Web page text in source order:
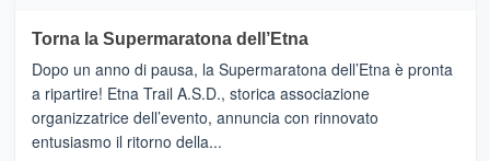
BROOKS
SuperMaratona
dell’Etna,
presentata
l’edizione
2026
Torna la Supermaratona dell’Etna
Dopo un anno di pausa, la Supermaratona dell’Etna è pronta
a ripartire! Etna Trail A.S.D., storica associazione
organizzatrice dell’evento, annuncia con rinnovato
entusiasmo il ritorno della...